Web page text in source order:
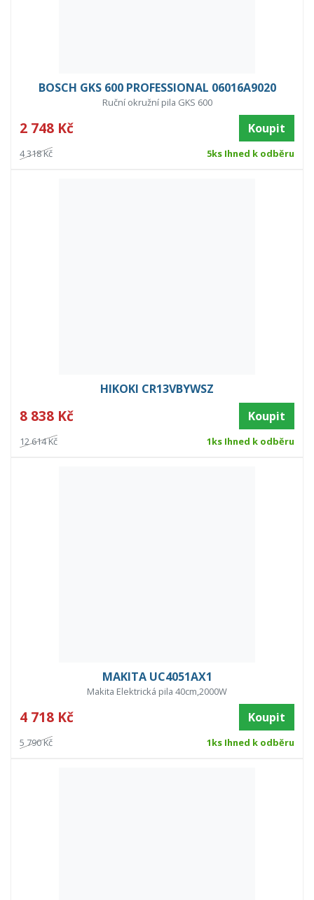
BOSCH GKS 600 PROFESSIONAL 06016A9020
Ruční okružní pila GKS 600
2 748 Kč Koupit
4 318 Kč 5ks Ihned k odběru
HIKOKI CR13VBYWSZ
8 838 Kč Koupit
12 614 Kč 1ks Ihned k odběru
MAKITA UC4051AX1
Makita Elektrická pila 40cm,2000W
4 718 Kč Koupit
5 790 Kč 1ks Ihned k odběru